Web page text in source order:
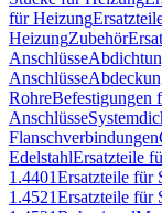
für Heizung
HeizungZubehör
Anschlüsse
Anschlüsse
RohreBefestigungen
Anschlüsse
Flanschverbindungen
EdelstahlErsatzteile
1.4401Ersatzteile für
1.4521Ersatzteile für